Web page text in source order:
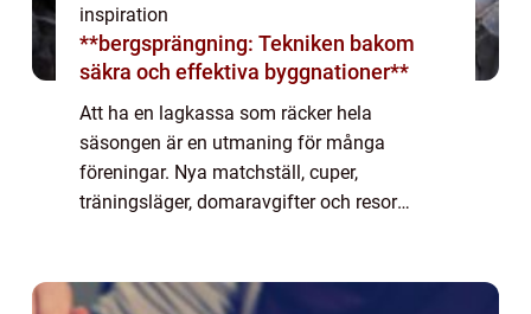
inspiration
**bergsprängning: Tekniken bakom
säkra och effektiva byggnationer**
Att ha en lagkassa som räcker hela
säsongen är en utmaning för många
föreningar. Nya matchställ, cuper,
träningsläger, domaravgifter och resor
runt. Många lag väl...